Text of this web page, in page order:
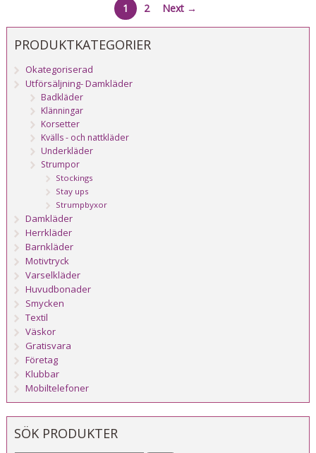
1 2 Next →
PRODUKTKATEGORIER
Okategoriserad
Utförsäljning- Damkläder
Badkläder
Klänningar
Korsetter
Kvälls - och nattkläder
Underkläder
Strumpor
Stockings
Stay ups
Strumpbyxor
Damkläder
Herrkläder
Barnkläder
Motivtryck
Varselkläder
Huvudbonader
Smycken
Textil
Väskor
Gratisvara
Företag
Klubbar
Mobiltelefoner
SÖK PRODUKTER